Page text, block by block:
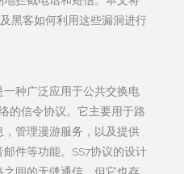
黑客如何利用这些漏洞进行
一种广泛应用于公共交换电
的信令协议。它主要用于路
管理漫游服务，以及提供
件等功能。SS7协议的设计